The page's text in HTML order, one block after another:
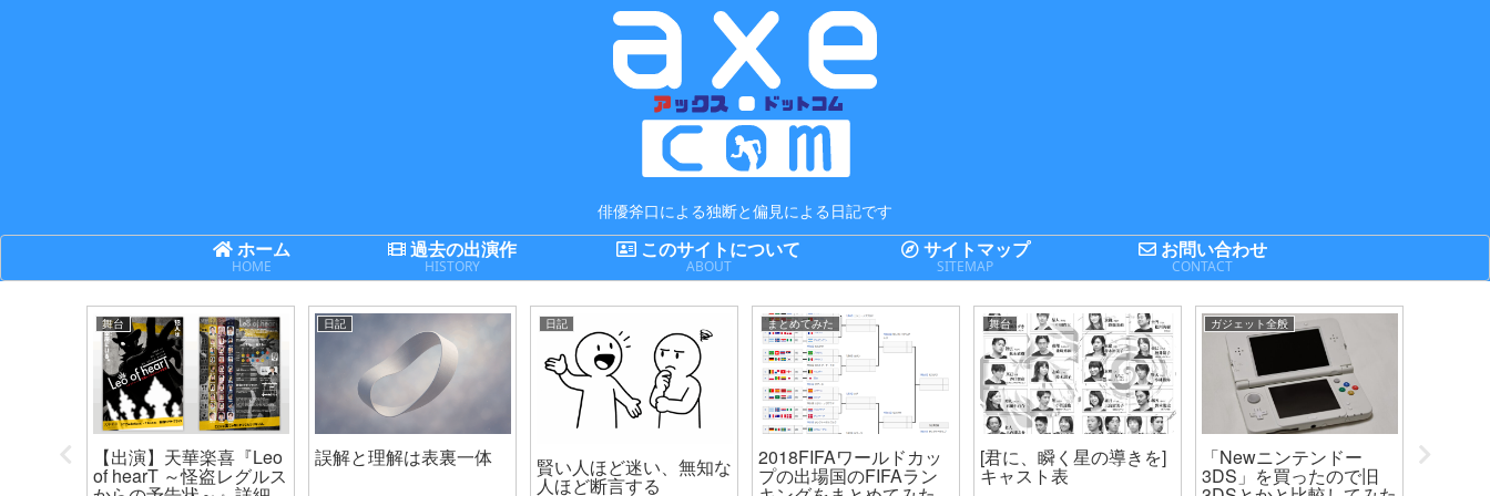
俳優斧口による独断と偏見による日記です
ホーム
HOME
過去の出演作
HISTORY
このサイトについて
ABOUT
サイトマップ
SITEMAP
お問い合わせ
CONTACT
世代機
舞台
【出演】天華楽喜『Leo
of hearT ～怪盗レグルス
日記
誤解と理解は表裏一体
日記
賢い人ほど迷い、無知な
人ほど断言する
まとめてみた
2018FIFAワールドカッ
プの出場国のFIFAラン
舞台
[君に、瞬く星の導きを]
キャスト表
ガジェット全般
「Newニンテンドー
3DS」を買ったので旧